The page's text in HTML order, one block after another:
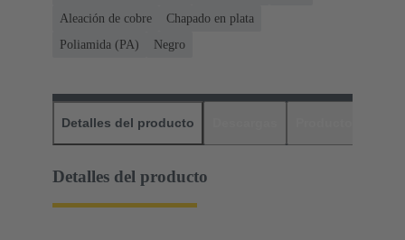
Aleación de cobre
Chapado en plata
Poliamida (PA)
Negro
Detalles del producto
Detalles del producto